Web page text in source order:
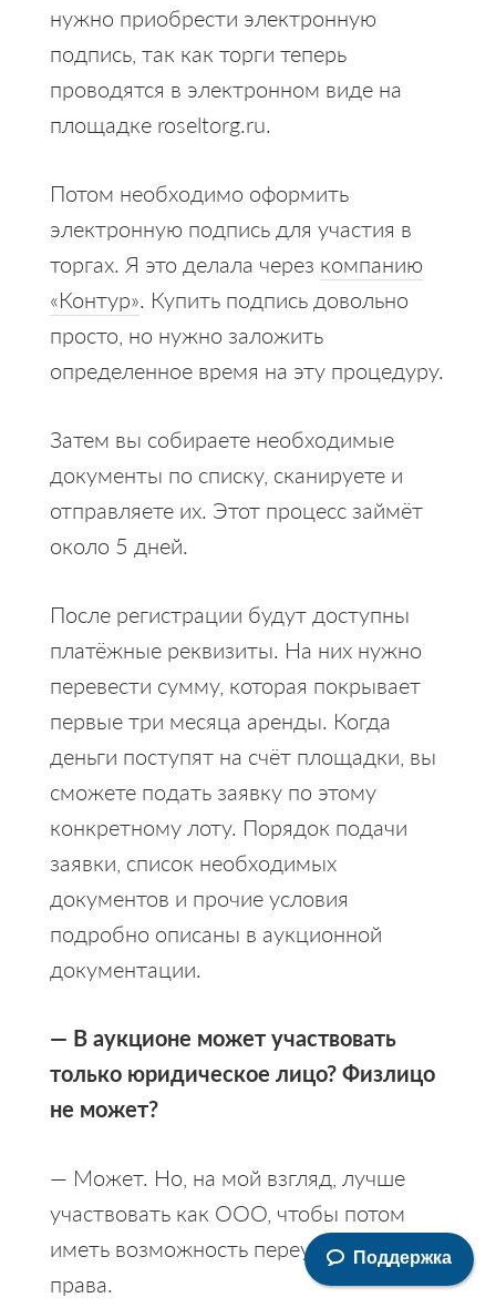
нужно приобрести электронную
подпись, так как торги теперь
проводятся в электронном виде на
площадке roseltorg.ru.
Потом необходимо оформить
электронную подпись для участия в
торгах. Я это делала через компанию
«Контур». Купить подпись довольно
просто, но нужно заложить
определенное время на эту процедуру.
Затем вы собираете необходимые
документы по списку, сканируете и
отправляете их. Этот процесс займёт
около 5 дней.
После регистрации будут доступны
платёжные реквизиты. На них нужно
перевести сумму, которая покрывает
первые три месяца аренды. Когда
деньги поступят на счёт площадки, вы
сможете подать заявку по этому
конкретному лоту. Порядок подачи
заявки, список необходимых
документов и прочие условия
подробно описаны в аукционной
документации.
— В аукционе может участвовать
только юридическое лицо? Физлицо
не может?
— Может. Но, на мой взгляд, лучше
участвовать как ООО, чтобы потом
иметь возможность переуступить
права.
Поддержка